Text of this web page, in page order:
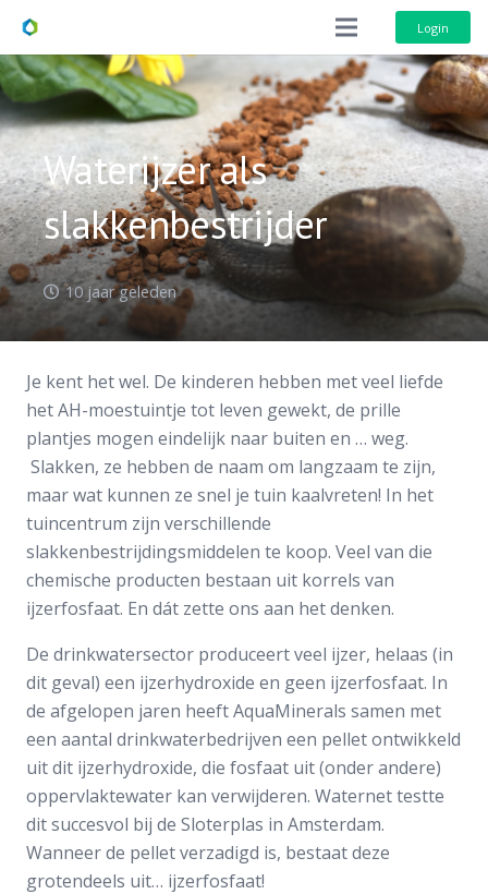
Login
Waterijzer als
slakkenbestrijder
10 jaar geleden
Je kent het wel. De kinderen hebben met veel liefde
het AH-moestuintje tot leven gewekt, de prille
plantjes mogen eindelijk naar buiten en … weg.
Slakken, ze hebben de naam om langzaam te zijn,
maar wat kunnen ze snel je tuin kaalvreten! In het
tuincentrum zijn verschillende
slakkenbestrijdingsmiddelen te koop. Veel van die
chemische producten bestaan uit korrels van
ijzerfosfaat. En dát zette ons aan het denken.
De drinkwatersector produceert veel ijzer, helaas (in
dit geval) een ijzerhydroxide en geen ijzerfosfaat. In
de afgelopen jaren heeft AquaMinerals samen met
een aantal drinkwaterbedrijven een pellet ontwikkeld
uit dit ijzerhydroxide, die fosfaat uit (onder andere)
oppervlaktewater kan verwijderen. Waternet testte
dit succesvol bij de Sloterplas in Amsterdam.
Wanneer de pellet verzadigd is, bestaat deze
grotendeels uit… ijzerfosfaat!